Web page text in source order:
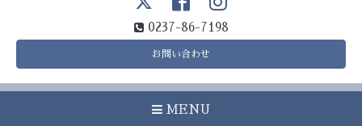
0237-86-7198
お問い合わせ
MENU